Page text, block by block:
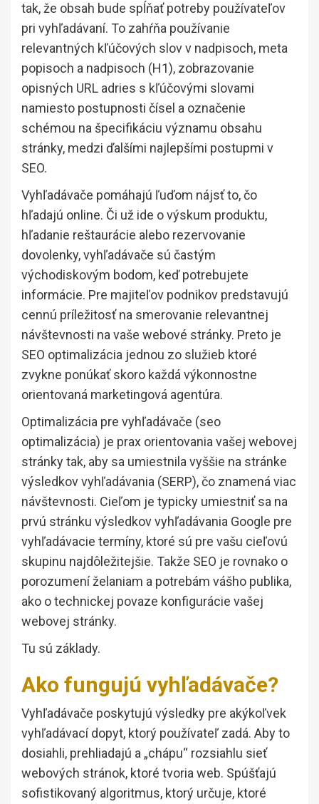
tak, že obsah bude spĺňať potreby používateľov
pri vyhľadávaní. To zahŕňa používanie
relevantných kľúčových slov v nadpisoch, meta
popisoch a nadpisoch (H1), zobrazovanie
opisných URL adries s kľúčovými slovami
namiesto postupnosti čísel a označenie
schémou na špecifikáciu významu obsahu
stránky, medzi ďalšími najlepšími postupmi v
SEO.
Vyhľadávače pomáhajú ľuďom nájsť to, čo
hľadajú online. Či už ide o výskum produktu,
hľadanie reštaurácie alebo rezervovanie
dovolenky, vyhľadávače sú častým
východiskovým bodom, keď potrebujete
informácie. Pre majiteľov podnikov predstavujú
cennú príležitosť na smerovanie relevantnej
návštevnosti na vaše webové stránky. Preto je
SEO optimalizácia jednou zo služieb ktoré
zvykne ponúkať skoro každá výkonnostne
orientovaná marketingová agentúra.
Optimalizácia pre vyhľadávače (seo
optimalizácia) je prax orientovania vašej webovej
stránky tak, aby sa umiestnila vyššie na stránke
výsledkov vyhľadávania (SERP), čo znamená viac
návštevnosti. Cieľom je typicky umiestniť sa na
prvú stránku výsledkov vyhľadávania Google pre
vyhľadávacie termíny, ktoré sú pre vašu cieľovú
skupinu najdôležitejšie. Takže SEO je rovnako o
porozumení želaniam a potrebám vášho publika,
ako o technickej povaze konfigurácie vašej
webovej stránky.
Tu sú základy.
Ako fungujú vyhľadávače?
Vyhľadávače poskytujú výsledky pre akýkoľvek
vyhľadávací dopyt, ktorý používateľ zadá. Aby to
dosiahli, prehliadajú a „chápu“ rozsiahlu sieť
webových stránok, ktoré tvoria web. Spúšťajú
sofistikovaný algoritmus, ktorý určuje, ktoré